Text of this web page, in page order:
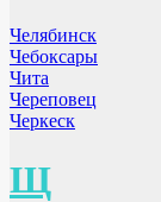
Челябинск
Чебоксары
Чита
Череповец
Черкеск
Щ